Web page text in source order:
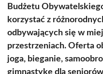
Budżetu
korzystać z
odbywających się w
przestrzeniach. Oferta
joga, bieganie,
gimnastykę dla